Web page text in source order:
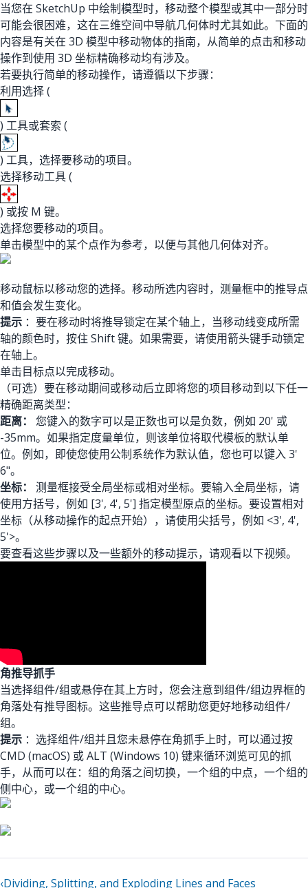
当您在 SketchUp 中绘制模型时，移动整个模型或其中一部分时
可能会很困难，这在三维空间中导航几何体时尤其如此。下面的
内容是有关在 3D 模型中移动物体的指南，从简单的点击和移动
操作到使用 3D 坐标精确移动均有涉及。
若要执行简单的移动操作，请遵循以下步骤：
利用选择 (
) 工具或套索 (
) 工具，选择要移动的项目。
选择移动工具 (
) 或按 M 键。
选择您要移动的项目。
单击模型中的某个点作为参考，以便与其他几何体对齐。
移动鼠标以移动您的选择。移动所选内容时，测量框中的推导点
和值会发生变化。
提示 ：要在移动时将推导锁定在某个轴上，当移动线变成所需
轴的颜色时，按住 Shift 键。如果需要，请使用箭头键手动锁定
在轴上。
单击目标点以完成移动。
（可选）要在移动期间或移动后立即将您的项目移动到以下任一
精确距离类型：
距离：
您键入的数字可以是正数也可以是负数，例如 20' 或
-35mm。如果指定度量单位，则该单位将取代模板的默认单
位。例如，即使您使用公制系统作为默认值，您也可以键入 3'
6"。
坐标：
测量框接受全局坐标或相对坐标。要输入全局坐标，请
使用方括号，例如 [3', 4', 5'] 指定模型原点的坐标。要设置相对
坐标（从移动操作的起点开始），请使用尖括号，例如 <3', 4',
5'>。
要查看这些步骤以及一些额外的移动提示，请观看以下视频。
角推导抓手
当选择组件/组或悬停在其上方时，您会注意到组件/组边界框的
角落处有推导图标。这些推导点可以帮助您更好地移动组件/
组。
提示 ：选择组件/组并且您未悬停在角抓手上时，可以通过按
CMD (macOS) 或 ALT (Windows 10) 键来循环浏览可见的抓
手，从而可以在：组的角落之间切换，一个组的中点，一个组的
侧中心，或一个组的中心。
‹Dividing, Splitting, and Exploding Lines and Faces